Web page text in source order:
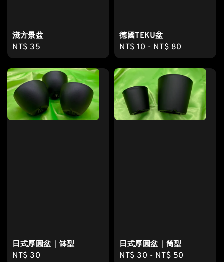
淺方景盆
Regular
price
NT$ 35
德國TEKU盆
Regular
price
NT$ 10 - NT$ 80
日式厚圓盆｜缽型
Regular
NT$ 30
日式厚圓盆｜筒型
Regular
NT$ 30 - NT$ 50